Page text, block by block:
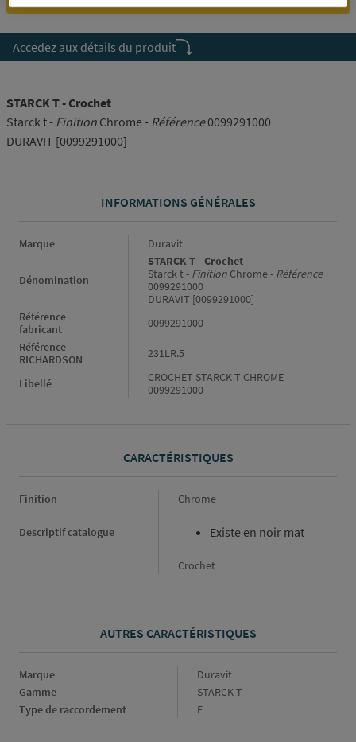
Accedez aux détails du produit
STARCK T - Crochet
Starck t - Finition Chrome - Référence0099291000
DURAVIT [0099291000]
INFORMATIONS GÉNÉRALES
Informations générales
Marque Duravit
Dénomination
STARCK T - Crochet
Starck t - Finition Chrome - Référence
0099291000
DURAVIT [0099291000]
Référence
fabricant
0099291000
Référence
RICHARDSON
231LR.5
Libellé
CROCHET STARCK T CHROME
0099291000
CARACTÉRISTIQUES
Caractéristiques
Finition Chrome
Descriptif catalogue Existe en noir mat
Crochet
AUTRES CARACTÉRISTIQUES
Marque Marque
Duravit
Gamme
Gamme
STARCK T
Type de raccordement
Type
F